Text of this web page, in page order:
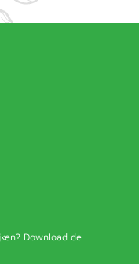
Download de